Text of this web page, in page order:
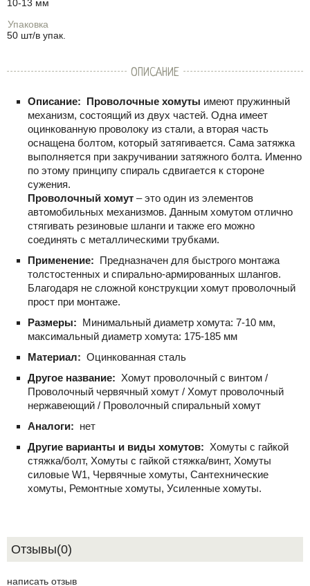
10-13 мм
Упаковка
50 шт/в упак.
ОПИСАНИЕ
Описание: Проволочные хомуты имеют пружинный
механизм, состоящий из двух частей. Одна имеет
оцинкованную проволоку из стали, а вторая часть
оснащена болтом, который затягивается. Сама затяжка
выполняется при закручивании затяжного болта. Именно
по этому принципу спираль сдвигается к стороне
сужения.
Проволочный хомут – это один из элементов
автомобильных механизмов. Данным хомутом отлично
стягивать резиновые шланги и также его можно
соединять с металлическими трубками.
Применение: Предназначен для быстрого монтажа
толстостенных и спирально-армированных шлангов.
Благодаря не сложной конструкции хомут проволочный
прост при монтаже.
Размеры: Минимальный диаметр хомута: 7-10 мм,
максимальный диаметр хомута: 175-185 мм
Материал: Оцинкованная сталь
Другое название: Хомут проволочный с винтом /
Проволочный червячный хомут / Хомут проволочный
нержавеющий / Проволочный спиральный хомут
Аналоги: нет
Другие варианты и виды хомутов: Хомуты с гайкой
стяжка/болт, Хомуты с гайкой стяжка/винт, Хомуты
силовые W1, Червячные хомуты, Сантехнические
хомуты, Ремонтные хомуты, Усиленные хомуты.
Отзывы(0)
написать отзыв